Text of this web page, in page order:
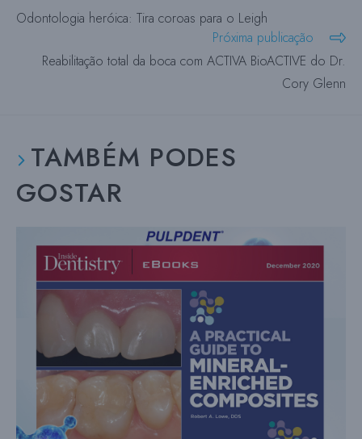
mais
artigos
Odontologia heróica: Tira coroas para o Leigh
Próxima publicação
Reabilitação total da boca com ACTIVA BioACTIVE do Dr.
Cory Glenn
TAMBÉM PODES
GOSTAR